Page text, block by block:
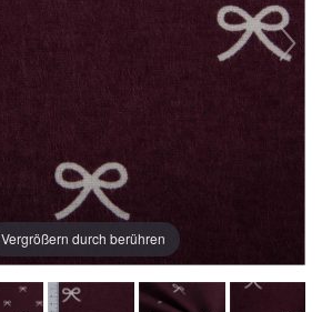
Vergrößern durch berühren